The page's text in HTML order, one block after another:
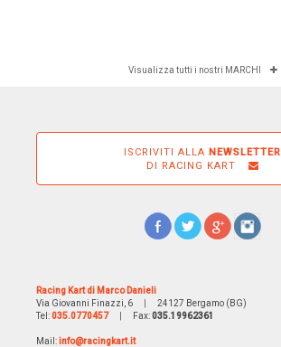
Visualizza tutti i nostri MARCHI
ISCRIVITI ALLA NEWSLETTER
DI RACING KART
Racing Kart di Marco Danieli
Via Giovanni Finazzi, 6
24127 Bergamo (BG)
Tel:035.0770457 Fax:035.19962361
Mail:info@racingkart.it